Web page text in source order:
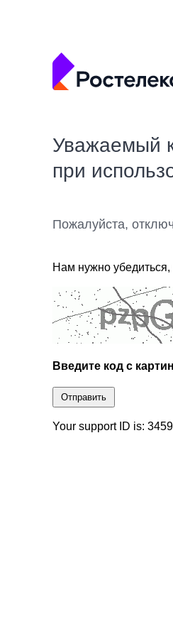
Уважаемый
при
Пожалуйста,
Нам нужно
Введите код с
Отправить
Your support ID is: